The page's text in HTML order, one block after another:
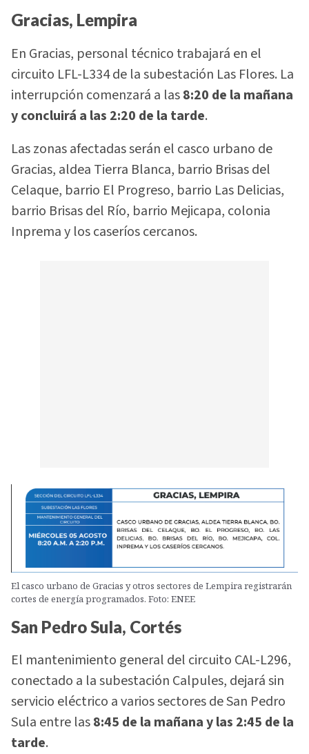
Gracias, Lempira
En Gracias, personal técnico trabajará en el
circuito LFL-L334 de la subestación Las Flores. La
interrupción comenzará a las8:20 de la mañana
y concluirá a las 2:20 de la tarde.
Las zonas afectadas serán el casco urbano de
Gracias, aldea Tierra Blanca, barrio Brisas del
Celaque, barrio El Progreso, barrio Las Delicias,
barrio Brisas del Río, barrio Mejicapa, colonia
Inprema y los caseríos cercanos.
El casco urbano de Gracias y otros sectores de Lempira registrarán
cortes de energía programados. Foto: ENEE
San Pedro Sula, Cortés
El mantenimiento general del circuito CAL-L296,
conectado a la subestación Calpules, dejará sin
servicio eléctrico a varios sectores de San Pedro
Sula entre las8:45 de la mañana y las 2:45 de la
tarde.